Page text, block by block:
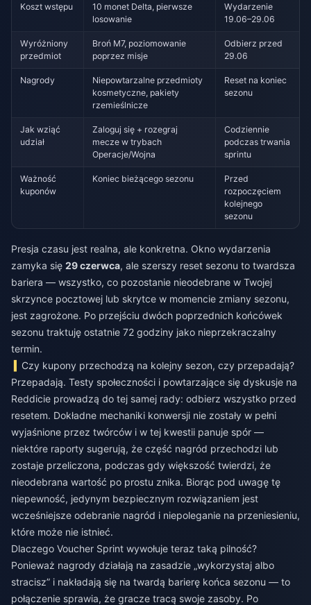
Koszt wstępu
10 monet Delta, pierwsze
losowanie
Wydarzenie
19.06–29.06
Wyróżniony
przedmiot
Broń M7, poziomowanie
poprzez misje
Odbierz przed
29.06
Nagrody
Niepowtarzalne przedmioty
kosmetyczne, pakiety
rzemieślnicze
Reset na koniec
sezonu
Jak wziąć
udział
Zaloguj się + rozegraj
mecze w trybach
Operacje/Wojna
Codziennie
podczas trwania
sprintu
Ważność
kuponów
Koniec bieżącego sezonu
Przed
rozpoczęciem
kolejnego
sezonu
Presja czasu jest realna, ale konkretna. Okno wydarzenia
zamyka się 29 czerwca, ale szerszy reset sezonu to twardsza
bariera — wszystko, co pozostanie nieodebrane w Twojej
skrzynce pocztowej lub skrytce w momencie zmiany sezonu,
jest zagrożone. Po przejściu dwóch poprzednich końcówek
sezonu traktuję ostatnie 72 godziny jako nieprzekraczalny
termin.
Czy kupony przechodzą na kolejny sezon, czy przepadają?
Przepadają. Testy społeczności i powtarzające się dyskusje na
Reddicie prowadzą do tej samej rady: odbierz wszystko przed
resetem. Dokładne mechaniki konwersji nie zostały w pełni
wyjaśnione przez twórców i w tej kwestii panuje spór —
niektóre raporty sugerują, że część nagród przechodzi lub
zostaje przeliczona, podczas gdy większość twierdzi, że
nieodebrana wartość po prostu znika. Biorąc pod uwagę tę
niepewność, jedynym bezpiecznym rozwiązaniem jest
wcześniejsze odebranie nagród i niepoleganie na przeniesieniu,
które może nie istnieć.
Dlaczego Voucher Sprint wywołuje teraz taką pilność?
Ponieważ nagrody działają na zasadzie „wykorzystaj albo
stracisz” i nakładają się na twardą barierę końca sezonu — to
połączenie sprawia, że gracze tracą swoje zasoby. Po